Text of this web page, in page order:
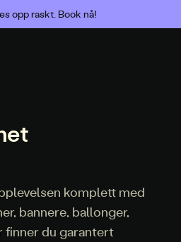
opp raskt. Book nå!
komplett med
bannere, ballonger,
finner du garantert